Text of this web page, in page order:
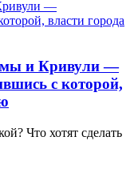
и Кривули —
с которой,
Что хотят сделать